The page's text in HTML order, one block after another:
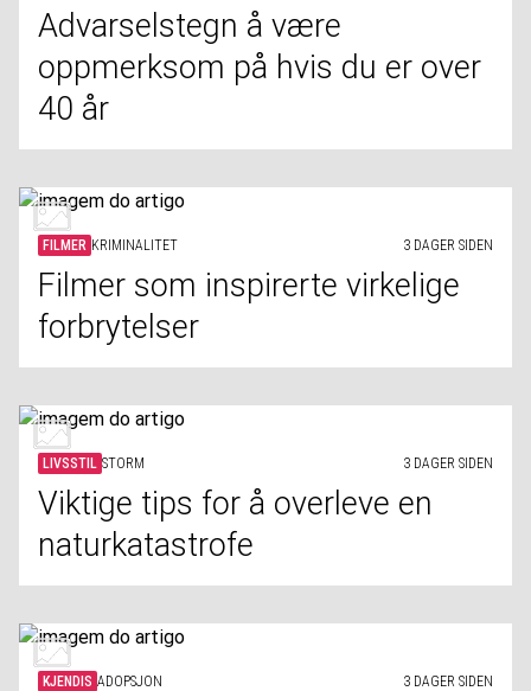
Advarselstegn å være
oppmerksom på hvis du er over
40 år
FILMER KRIMINALITET 3 DAGER SIDEN
Filmer som inspirerte virkelige
forbrytelser
LIVSSTIL STORM 3 DAGER SIDEN
Viktige tips for å overleve en
naturkatastrofe
KJENDIS ADOPSJON 3 DAGER SIDEN